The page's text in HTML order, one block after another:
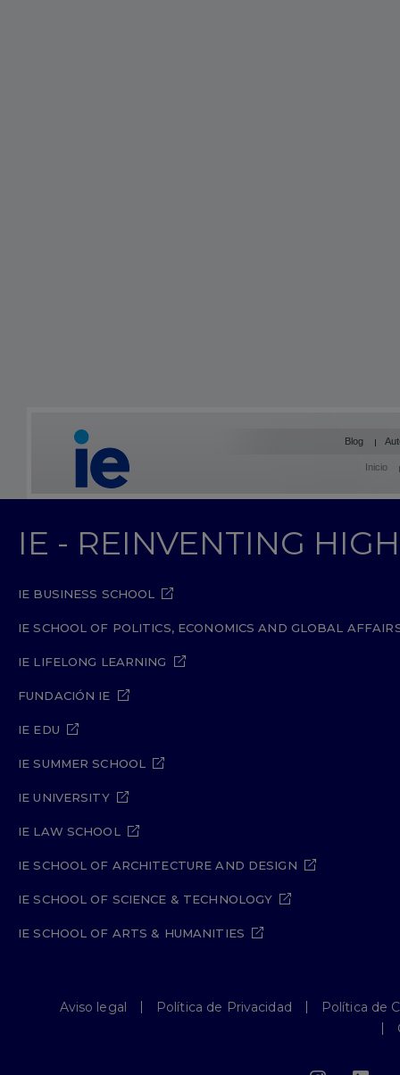
Blog
Inicio
IE - REINVENTING
IE BUSINESS SCHOOL
IE SCHOOL OF POLITICS, ECONOMICS AND GLOBAL
IE LIFELONG LEARNING
FUNDACIÓN IE
IE EDU
IE SUMMER SCHOOL
IE UNIVERSITY
IE LAW SCHOOL
IE SCHOOL OF ARCHITECTURE AND DESIGN
IE SCHOOL OF SCIENCE & TECHNOLOGY
IE SCHOOL OF ARTS & HUMANITIES
Aviso legal Política de Privacidad
Política de